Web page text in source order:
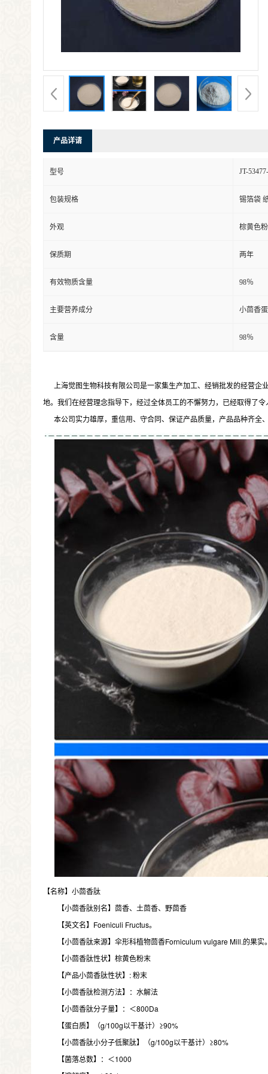
产品详请
型号 JT-
包装规格 锡箔袋
外观 棕黄色
保质期 两年
有效物质含量 98％
主要营养成分 小茴香
含量 98％
上海觉图生物科技有限公司是一家集生产加工、经销批发的经营企
地。我们在经营理念指导下，经过全体员工的不懈努力，已经取得了
本公司实力雄厚，重信用、守合同、保证产品质量，产品品种齐全
【名称】小茴香肽
【小茴香肽别名】茴香、土茴香、野茴香
【英文名】Foeniculi Fructus。
【小茴香肽来源】伞形科植物茴香Forniculum vulgare Mill.的果实
【小茴香肽性状】棕黄色粉末
【产品小茴香肽性状】: 粉末
【小茴香肽检测方法】：水解法
【小茴香肽分子量】：＜800Da
【蛋白质】（g/100g以干基计）≥90%
【小茴香肽小分子低聚肽】（g/100g以干基计）≥80%
【菌落总数】：＜1000